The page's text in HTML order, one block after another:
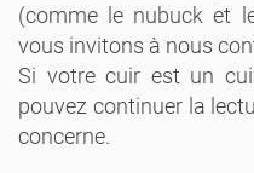
(comme le nubuck et
vous invitons à nous
Si votre cuir est un
pouvez continuer la
concerne.